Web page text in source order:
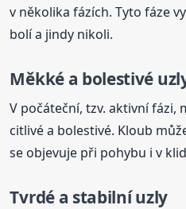
v několika fázích. Tyto fáze
bolí a jindy nikoli.
Měkké a bolestivé
V počáteční, tzv. aktivní fázi,
citlivé a bolestivé. Kloub
se objevuje při pohybu i v
Tvrdé a stabilníuzly